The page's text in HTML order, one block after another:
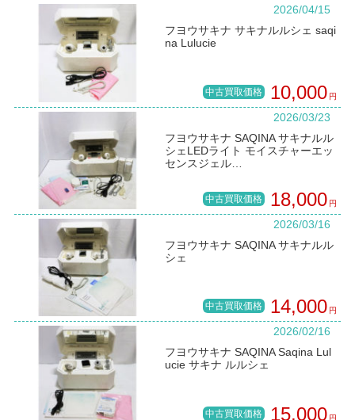
2026/04/15
フヨウサキナ サキナルルシェ saqi
na Lulucie
中古買取価格 10,000 円
2026/03/23
フヨウサキナ SAQINA サキナルル
シェLEDライト モイスチャーエッ
センスジェル…
中古買取価格 18,000 円
2026/03/16
フヨウサキナ SAQINA サキナルル
シェ
中古買取価格 14,000 円
2026/02/16
フヨウサキナ SAQINA Saqina Lul
ucie サキナ ルルシェ
中古買取価格 15,000 円